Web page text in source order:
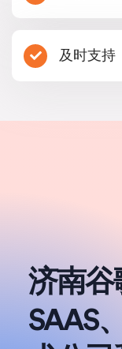
及时支持
济南谷
SAAS